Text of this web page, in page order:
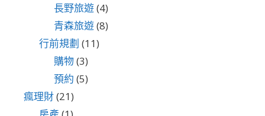
長野旅遊(4)
青森旅遊(8)
行前規劃 (11)
購物(3)
預約 (5)
瘋理財(21)